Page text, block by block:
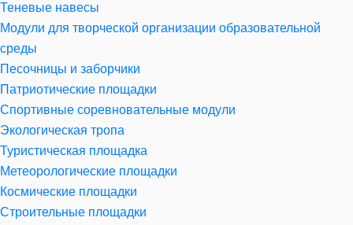
Теневые навесы
Модули для творческой организации образовательной
среды
Песочницы и заборчики
Патриотические площадки
Спортивные соревновательные модули
Экологическая тропа
Туристическая площадка
Метеорологические площадки
Космические площадки
Строительные площадки